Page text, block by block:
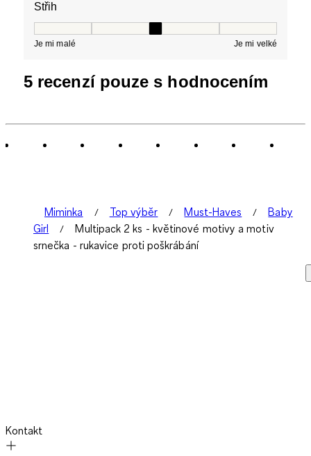
Střih
Je mi malé Je mi velké
5 recenzí pouze s hodnocením
Miminka Top výběr Must-Haves
Baby
Girl
Multipack 2 ks - květinové motivy a motiv
srnečka - rukavice proti poškrábání
Kontakt